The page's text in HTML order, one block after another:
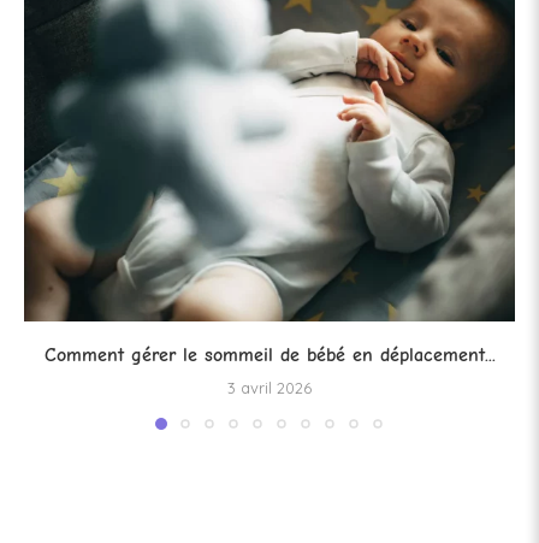
Comment gérer le sommeil de bébé en déplacement...
3 avril 2026